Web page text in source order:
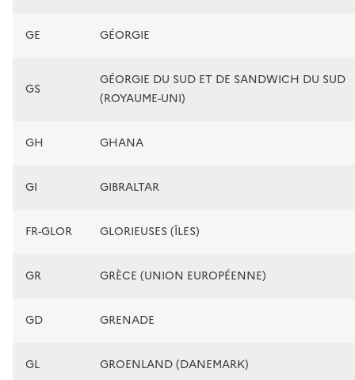
GE GÉORGIE
GS
GÉORGIE DU SUD ET DE SANDWICH DU SUD
(ROYAUME-UNI)
GH GHANA
GI GIBRALTAR
FR-GLOR GLORIEUSES (ÎLES)
GR GRÈCE (UNION EUROPÉENNE)
GD GRENADE
GL GROENLAND (DANEMARK)